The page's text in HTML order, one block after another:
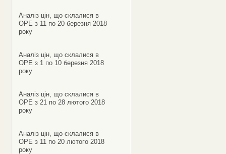
Аналіз цін, що склалися в
ОРЕ з 11 по 20 березня 2018
року
Аналіз цін, що склалися в
ОРЕ з 1 по 10 березня 2018
року
Аналіз цін, що склалися в
ОРЕ з 21 по 28 лютого 2018
року
Аналіз цін, що склалися в
ОРЕ з 11 по 20 лютого 2018
року